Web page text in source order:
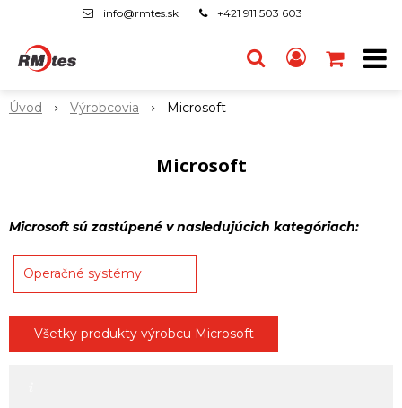
info@rmtes.sk +421 911 503 603
Úvod Výrobcovia Microsoft
Microsoft
Microsoft sú zastúpené v nasledujúcich kategóriach:
Operačné systémy
Všetky produkty výrobcu Microsoft